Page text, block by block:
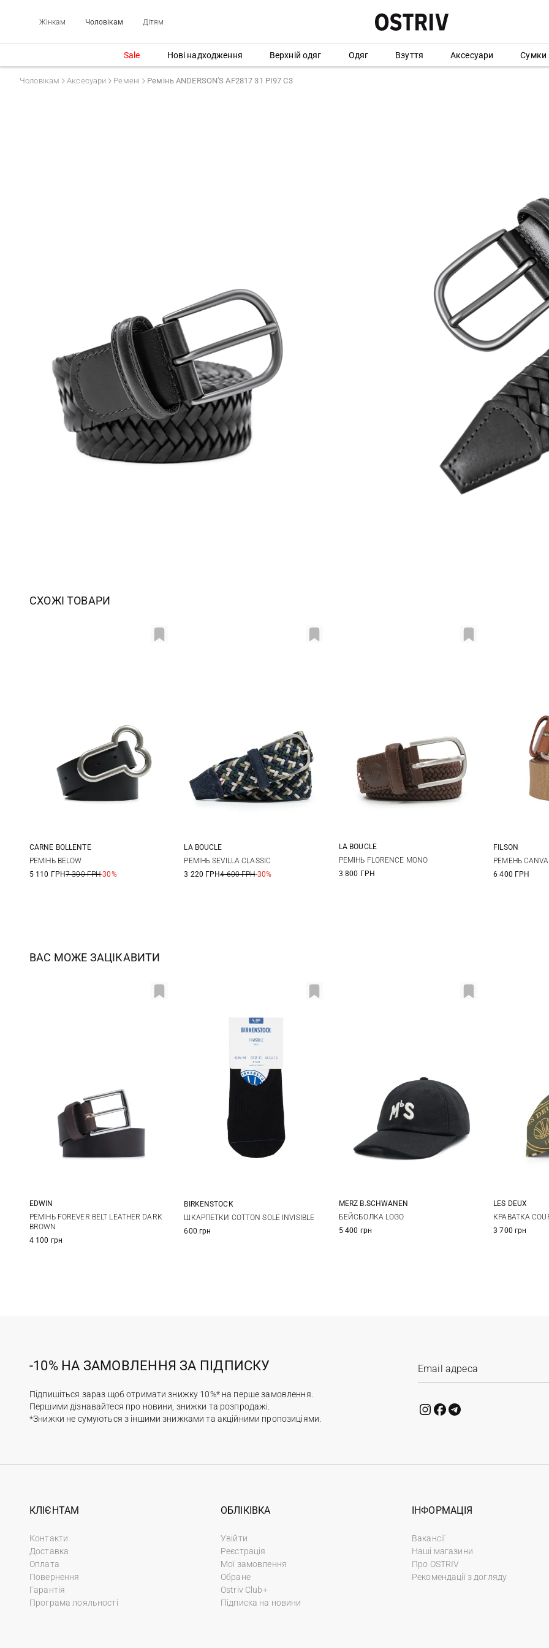
Жінкам Чоловікам Дітям
Sale Нові надходження Верхній одяг Одяг Взуття Аксесуари Сумки
Чоловікам Аксесуари Ремені Ремінь ANDERSON'S AF2817 31 PI97 C3
СХОЖІ ТОВАРИ
100 110
CARNE BOLLENTE
РЕМIНЬ BELOW
5 110 ГРН7 300 ГРН-30%
M
LA BOUCLE
РЕМIНЬ SEVILLA CLASSIC
3 220 ГРН4 600 ГРН-30%
S M
LA BOUCLE
РЕМIНЬ FLORENCE MONO
3 800 ГРН
S
FILSON
РЕМЕНЬ
6 400 ГРН
ВАС МОЖЕ ЗАЦІКАВИТИ
M L
EDWIN
РЕМІНЬ FOREVER BELT LEATHER DARK
BROWN
4 100 грн
39-41 42-44 45-47
BIRKENSTOCK
ШКАРПЕТКИ COTTON SOLE INVISIBLE
600 грн
One size
MERZ B.SCHWANEN
БЕЙСБОЛКА LOGO
5 400 грн
LES DEUX
КРАВАТКА
3 700 грн
-10% НА ЗАМОВЛЕННЯ ЗА ПІДПИСКУ
Підпишіться зараз щоб отримати знижку 10%* на перше замовлення.
Першими дізнавайтеся про новини, знижки та розпродажі.
*Знижки не сумуються з іншими знижками та акційними пропозиціями.
КЛІЄНТАМ
Контакти
Доставка
Оплата
Повернення
Гарантія
Програма лояльності
ОБЛІКІВКА
Увійти
Реєстрація
Мої замовлення
Обране
Ostriv Club+
Підписка на новини
ІНФОРМАЦІЯ
Вакансії
Наші магазини
Про OSTRIV
Рекомендації з догляду